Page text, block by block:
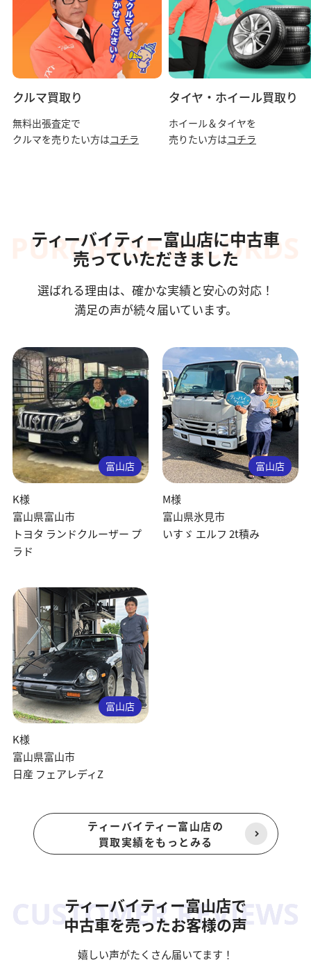
クルマ買取り
無料出張査定で
クルマを売りたい方はコチラ
タイヤ・ホイール買取り
ホイール＆タイヤを
売りたい方はコチラ
ティーバイティー富山店に中古車
売っていただきました
選ばれる理由は、確かな実績と安心の対応！
満足の声が続々届いています。
富山店
K様
富山県富山市
トヨタ ランドクルーザー プ
ラド
富山店
M様
富山県氷見市
いすゞ エルフ 2t積み
富山店
K様
富山県富山市
日産 フェアレディZ
ティーバイティー富山店の
買取実績をもっとみる
ティーバイティー富山店で
中古車を売ったお客様の声
嬉しい声がたくさん届いてます！